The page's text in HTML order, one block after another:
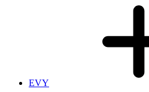
EVY